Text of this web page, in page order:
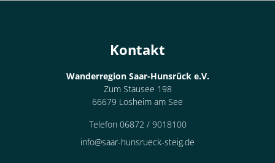
Kontakt
Wanderregion Saar-Hunsrück e.V.
Zum Stausee 198
66679 Losheim am See
Telefon 06872 / 9018100
info@saar-hunsrueck-steig.de